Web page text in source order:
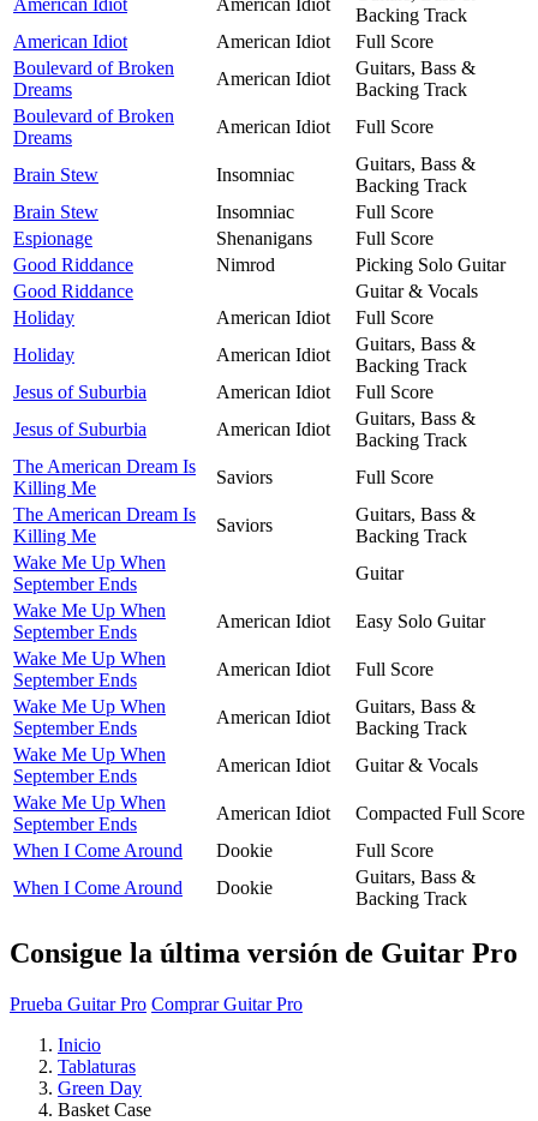
Backing Track
American Idiot
American Idiot
Full Score
Boulevard of Broken
Dreams
American Idiot
Guitars, Bass &
Backing Track
Boulevard of Broken
Dreams
American Idiot Full Score
Brain Stew Insomniac
Guitars, Bass &
Backing Track
Brain Stew
Insomniac
Full Score
Espionage
Shenanigans
Full Score
Good Riddance
Nimrod
Picking Solo Guitar
Good Riddance
Guitar & Vocals
Holiday
American Idiot
Full Score
Holiday
American Idiot
Guitars, Bass &
Backing Track
Jesus of Suburbia
American Idiot
Full Score
Jesus of Suburbia
American Idiot
Guitars, Bass &
Backing Track
The American Dream Is
Killing Me
Saviors
Full Score
The American Dream Is
Killing Me
Saviors
Guitars, Bass &
Backing Track
Wake Me Up When
September Ends
Guitar
Wake Me Up When
September Ends
American Idiot
Easy Solo Guitar
Wake Me Up When
September Ends
American Idiot
Full Score
Wake Me Up When
September Ends
American Idiot
Guitars, Bass &
Backing Track
Wake Me Up When
September Ends
American Idiot
Guitar & Vocals
Wake Me Up When
September Ends
American Idiot
Compacted Full Score
When I Come Around
Dookie
Full Score
When I Come Around
Dookie
Guitars, Bass &
Backing Track
Consigue la última versión de Guitar Pro
Prueba Guitar Pro Comprar Guitar Pro
Inicio
Tablaturas
Green Day
Basket Case